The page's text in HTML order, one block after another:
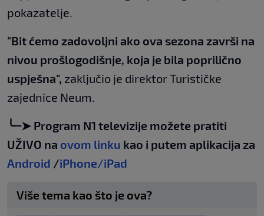
pokazatelje.
"Bit ćemo zadovoljni ako ova sezona završi na
nivou prošlogodišnje, koja je bila poprilično
uspješna", zaključio je direktor Turističke
zajednice Neum.
╰┈➤ Program N1 televizije možete pratiti
UŽIVO na ovom linku kao i putem aplikacija za
Android /iPhone/iPad
Više tema kao što je ova?